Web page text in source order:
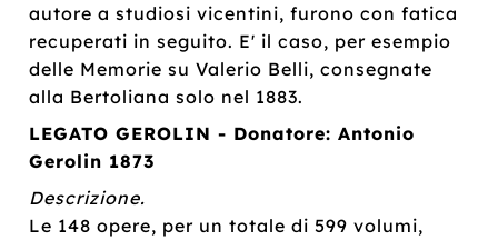
autore a studiosi vicentini, furono con fatica
recuperati in seguito. E' il caso, per esempio
delle Memorie su Valerio Belli, consegnate
alla Bertoliana solo nel 1883.
LEGATO GEROLIN - Donatore: Antonio
Gerolin 1873
Descrizione.
Le 148 opere, per un totale di 599 volumi,